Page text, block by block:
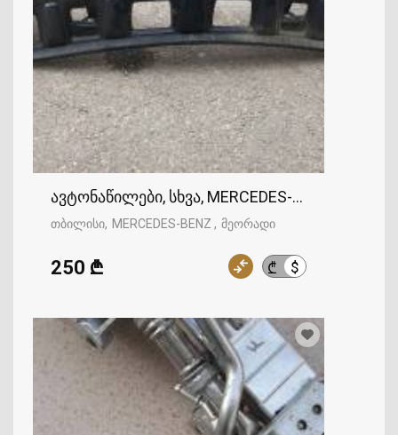
ავტონაწილები, სხვა, MERCEDES-BENZ
თბილისი MERCEDES-BENZ მეორადი
₾ $
250 ₾